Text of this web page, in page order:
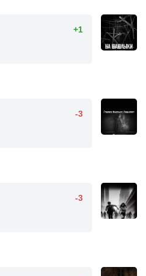
+1
-3
-3